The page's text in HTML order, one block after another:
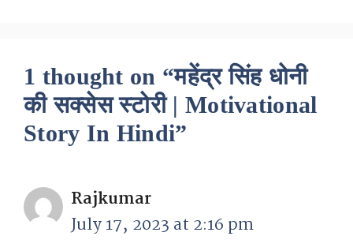
1 thought on “महेंद्र सिंह धोनी
की सक्सेस स्टोरी | Motivational
Story In Hindi”
Rajkumar
July 17, 2023 at 2:16 pm